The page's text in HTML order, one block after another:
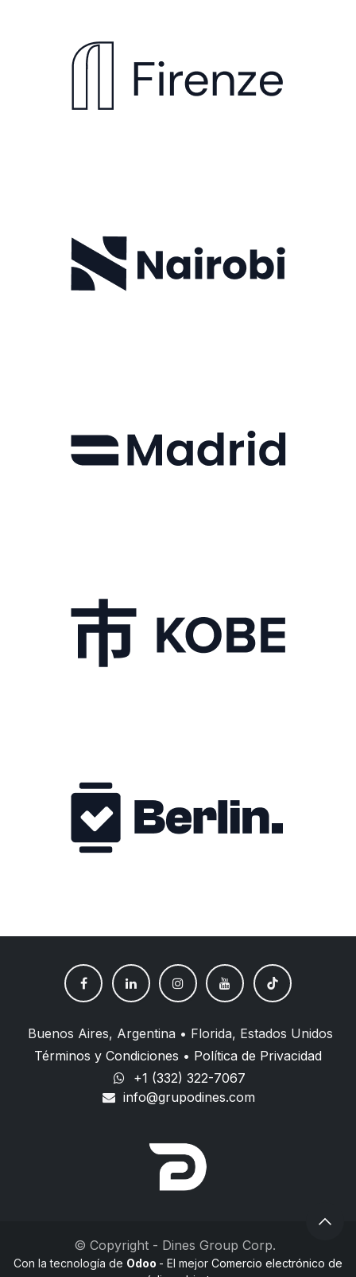
Buenos Aires, Argentina • Florida, Estados Unidos
Términos y Condiciones • Política de Privacidad
+1 (332) 322-7067
info@grupodines.com
© Copyright - Dines Group Corp.
Con la tecnología de Odoo - El mejor Comercio electrónico de